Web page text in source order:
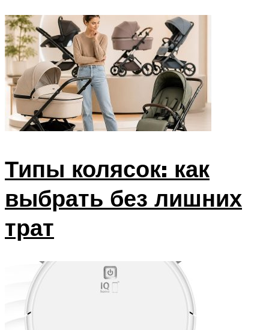
Типы колясок: как
выбрать без лишних
трат